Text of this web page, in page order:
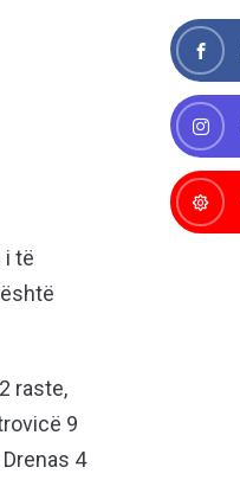
i të
raste,
9
4